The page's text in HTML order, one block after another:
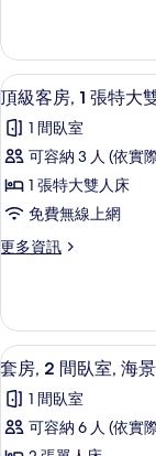
所
有
相
片
詳
情
特
大
雙
人
床,
海
景
的
相
片
客
房,
1
張
特
大
人
床,
景
顯
示
頂
級
客
房,
1
特
大
雙
人
床,
3
頂級客房, 1 張特大
1 間臥室
可容納 3 人 (依實
1 張特大雙人床
免費無線上網
更多資訊
更
客
房,
1
特
大
顯
示
套
房,
5
套房, 2 間臥室, 海景
1 間臥室
可容納 6 人 (依實